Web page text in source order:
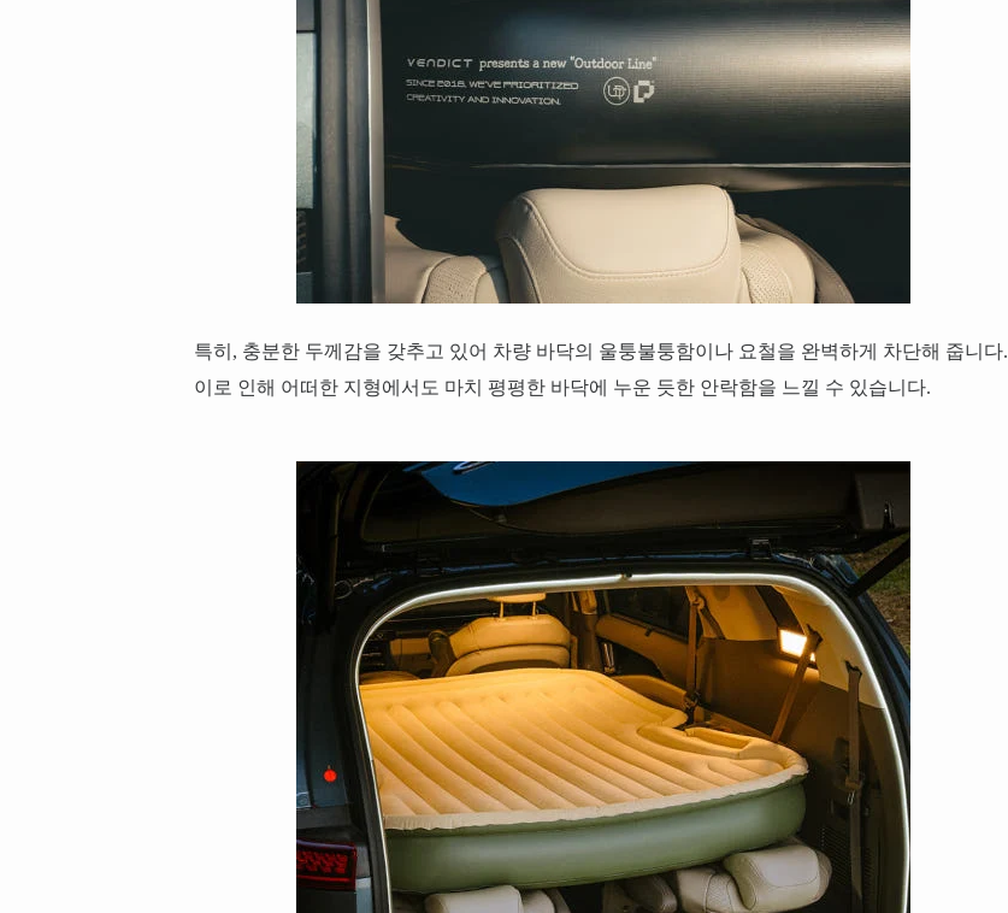
특히, 충분한 두께감을 갖추고 있어 차량 바닥의 울퉁불퉁함이나 요철을 완벽하게 차단해 줍니다.
이로 인해 어떠한 지형에서도 마치 평평한 바닥에 누운 듯한 안락함을 느낄 수 있습니다.